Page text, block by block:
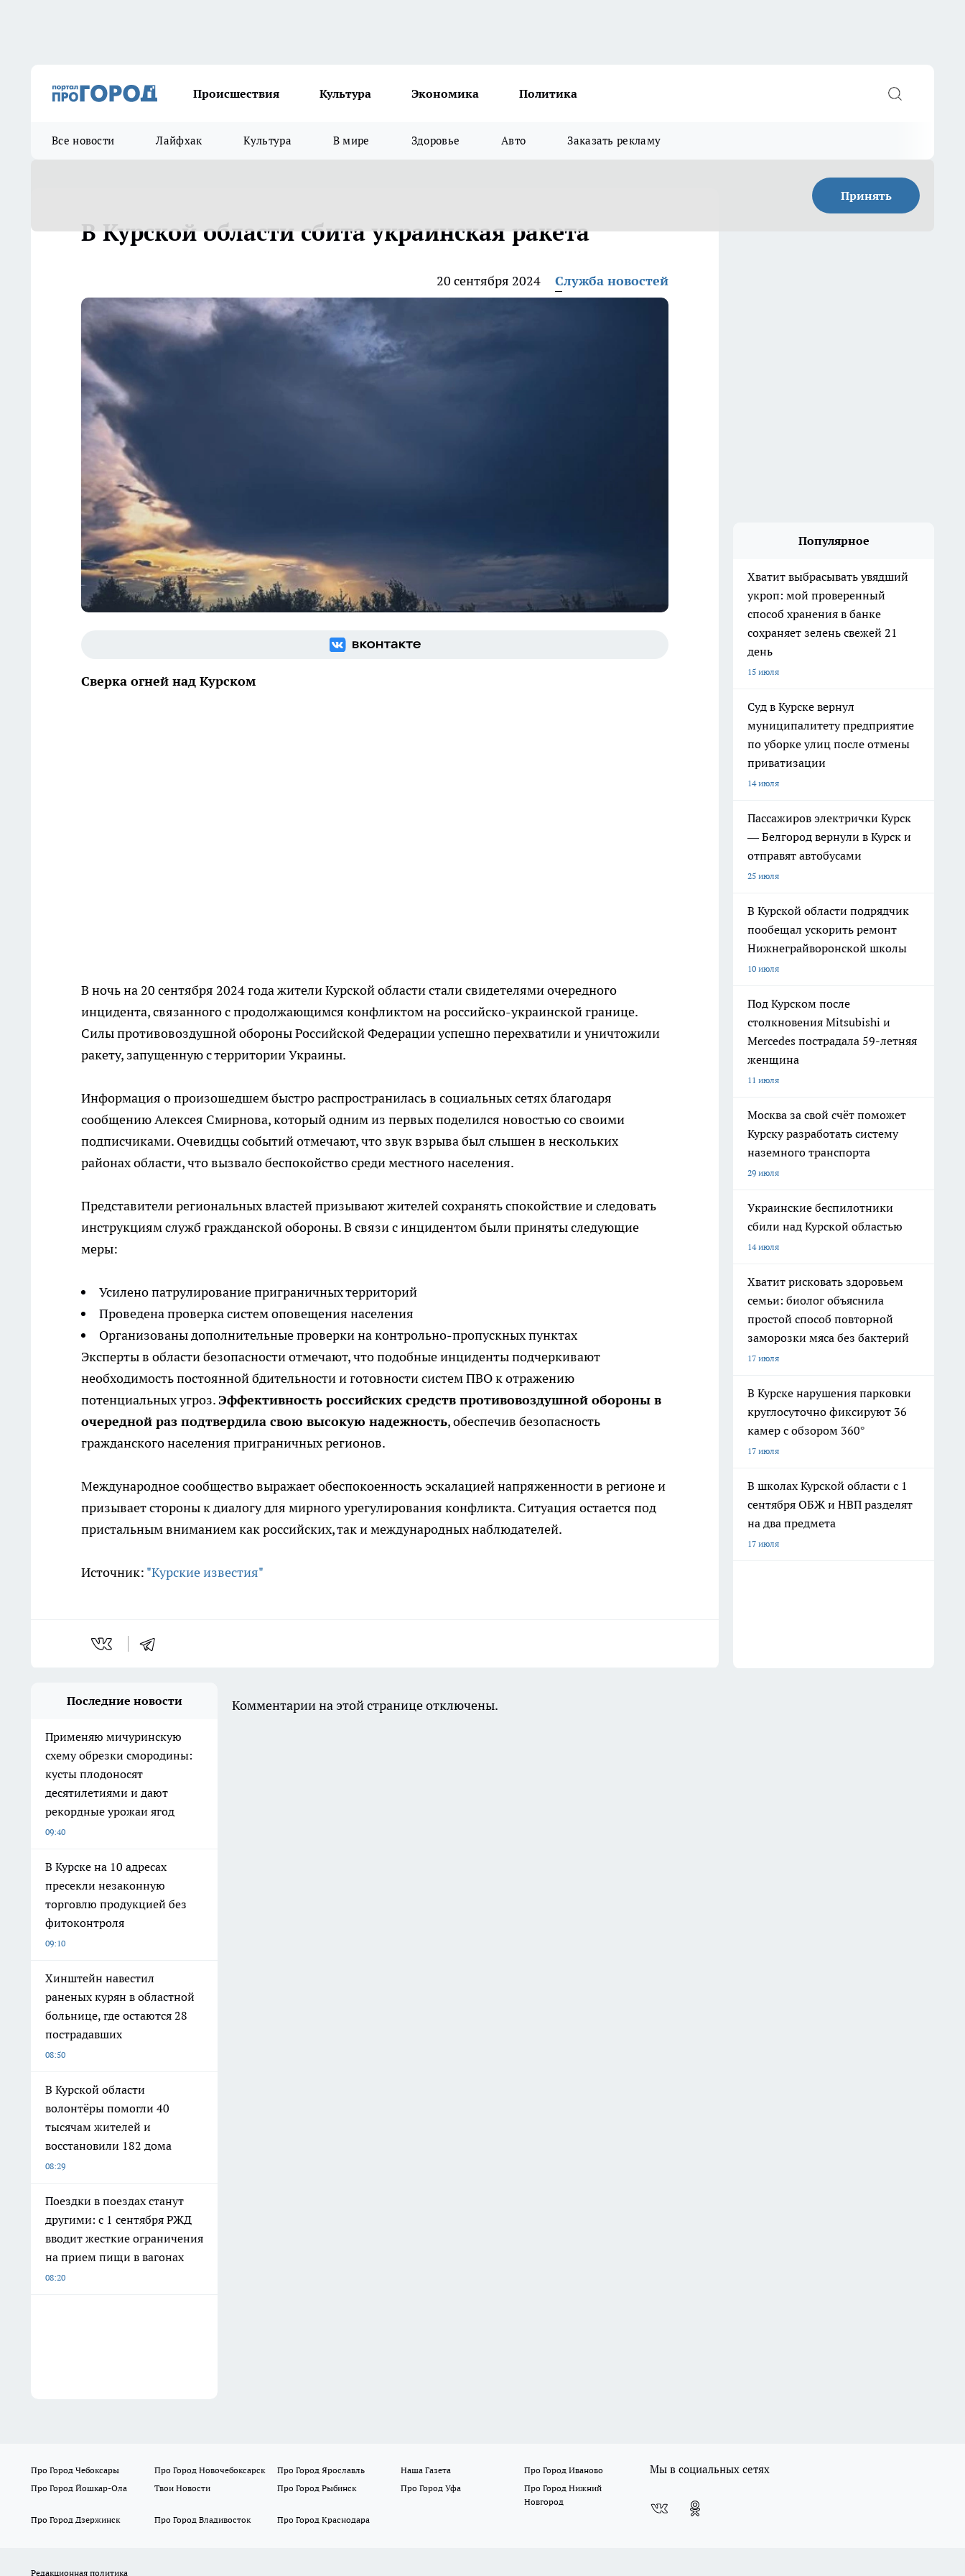
Происшествия Культура Экономика Политика
Все новости Лайфхак Культура В мире Здоровье Авто Заказать рекламу
Принять
В Курской области сбита украинская ракета
20 сентября 2024 Служба новостей
Сверка огней над Курском
В ночь на 20 сентября 2024 года жители Курской области стали свидетелями очередного
инцидента, связанного с продолжающимся конфликтом на российско-украинской границе.
Силы противовоздушной обороны Российской Федерации успешно перехватили и уничтожили
ракету, запущенную с территории Украины.
Информация о произошедшем быстро распространилась в социальных сетях благодаря
сообщению Алексея Смирнова, который одним из первых поделился новостью со своими
подписчиками. Очевидцы событий отмечают, что звук взрыва был слышен в нескольких
районах области, что вызвало беспокойство среди местного населения.
Представители региональных властей призывают жителей сохранять спокойствие и следовать
инструкциям служб гражданской обороны. В связи с инцидентом были приняты следующие
меры:
Усилено патрулирование приграничных территорий
Проведена проверка систем оповещения населения
Организованы дополнительные проверки на контрольно-пропускных пунктах
Эксперты в области безопасности отмечают, что подобные инциденты подчеркивают
необходимость постоянной бдительности и готовности систем ПВО к отражению
потенциальных угроз.Эффективность российских средств противовоздушной обороны в
очередной раз подтвердила свою высокую надежность, обеспечив безопасность
гражданского населения приграничных регионов.
Международное сообщество выражает обеспокоенность эскалацией напряженности в регионе и
призывает стороны к диалогу для мирного урегулирования конфликта. Ситуация остается под
пристальным вниманием как российских, так и международных наблюдателей.
Источник: "Курские известия"
Популярное
Хватит выбрасывать увядший
укроп: мой проверенный
способ хранения в банке
сохраняет зелень свежей 21
день
15 июля
Суд в Курске вернул
муниципалитету предприятие
по уборке улиц после отмены
приватизации
14 июля
Пассажиров электрички Курск
— Белгород вернули в Курск и
отправят автобусами
25 июля
В Курской области подрядчик
пообещал ускорить ремонт
Нижнеграйворонской школы
10 июля
Под Курском после
столкновения Mitsubishi и
Mercedes пострадала 59-летняя
женщина
11 июля
Москва за свой счёт поможет
Курску разработать систему
наземного транспорта
29 июля
Украинские беспилотники
сбили над Курской областью
14 июля
Хватит рисковать здоровьем
семьи: биолог объяснила
простой способ повторной
заморозки мяса без бактерий
17 июля
В Курске нарушения парковки
круглосуточно фиксируют 36
камер с обзором 360°
17 июля
В школах Курской области с 1
сентября ОБЖ и НВП разделят
на два предмета
17 июля
Последние новости
Применяю мичуринскую
схему обрезки смородины:
кусты плодоносят
десятилетиями и дают
рекордные урожаи ягод
09:40
В Курске на 10 адресах
пресекли незаконную
торговлю продукцией без
фитоконтроля
09:10
Хинштейн навестил
раненых курян в областной
больнице, где остаются 28
пострадавших
08:50
В Курской области
волонтёры помогли 40
тысячам жителей и
восстановили 182 дома
08:29
Поездки в поездах станут
другими: с 1 сентября РЖД
вводит жесткие ограничения
на прием пищи в вагонах
08:20
Комментарии на этой странице отключены.
Про Город Чебоксары Про Город Новочебоксарск Про Город Ярославль Наша Газета
Про Город Иваново
Про Город Йошкар-Ола
Твои Новости Про Город Рыбинск Про Город Уфа
Про Город Нижний
Новгород
Про Город Дзержинск
Про Город Владивосток Про Город Краснодара
Мы в социальных сетях
Редакционная политика